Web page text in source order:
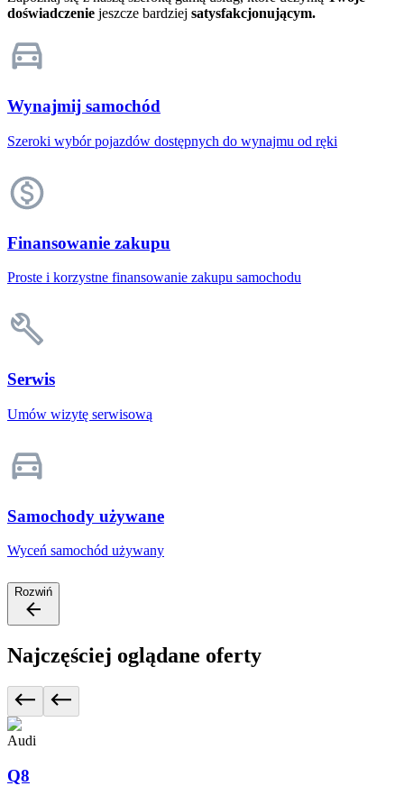
doświadczenie jeszcze bardziej satysfakcjonującym.
Wynajmij samochód
Szeroki wybór pojazdów dostępnych do wynajmu od ręki
Finansowanie zakupu
Proste i korzystne finansowanie zakupu samochodu
Serwis
Umów wizytę serwisową
Samochody używane
Wyceń samochód używany
Rozwiń
Najczęściej oglądane oferty
Audi
Q8